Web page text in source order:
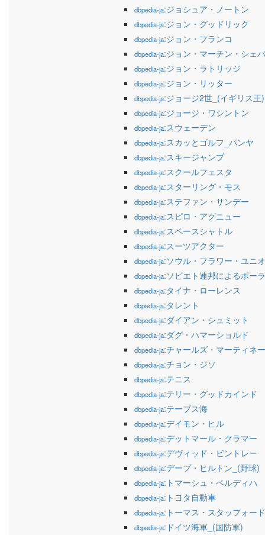
dbpedia-ja:ジョシュア・ノートン
dbpedia-ja:ジョン・グッドリック
dbpedia-ja:ジョン・フランコ
dbpedia-ja:ジョン・マーチン・シェ
dbpedia-ja:ジョン・ラトリッジ
dbpedia-ja:ジョン・リッター
dbpedia-ja:ジョージ2世_(イギリス王)
dbpedia-ja:ジョージ・ワシントン
dbpedia-ja:スウェーデン
dbpedia-ja:スカッとゴルフ_パンヤ
dbpedia-ja:スキージャンプ
dbpedia-ja:スクールフェスタ
dbpedia-ja:スターリング・モス
dbpedia-ja:ステファン・サンデー
dbpedia-ja:スピロ・アグニュー
dbpedia-ja:スペースシャトル
dbpedia-ja:スーツアクター
dbpedia-ja:ソウル・フラワー・ユニ
dbpedia-ja:ソビエト連邦によるポー
dbpedia-ja:タイナ・ローレンス
dbpedia-ja:タレント
dbpedia-ja:ダイアン・シュミット
dbpedia-ja:ダグ・ハマーショルド
dbpedia-ja:チャールズ・マーティネー
dbpedia-ja:チョン・ジソ
dbpedia-ja:テニス
dbpedia-ja:テリー・グッドカインド
dbpedia-ja:テーブス海
dbpedia-ja:デイモン・ヒル
dbpedia-ja:デットマール・クラマー
dbpedia-ja:デヴィッド・ビントレー
dbpedia-ja:デーブ・ヒルトン_(野球)
dbpedia-ja:トマーシュ・ベルディハ
dbpedia-ja:トヨタ自動車
dbpedia-ja:トーマス・スタッフォード
dbpedia-ja:ドイツ海軍_(国防軍)